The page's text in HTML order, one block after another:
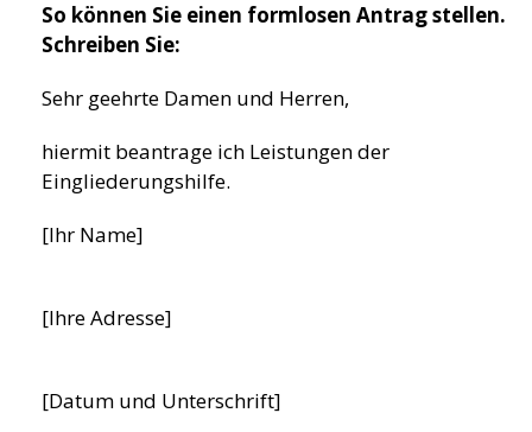
So können Sie einen formlosen Antrag stellen.
Schreiben Sie:
Sehr geehrte Damen und Herren,
hiermit beantrage ich Leistungen der
Eingliederungshilfe.
[Ihr Name]
[Ihre Adresse]
[Datum und Unterschrift]